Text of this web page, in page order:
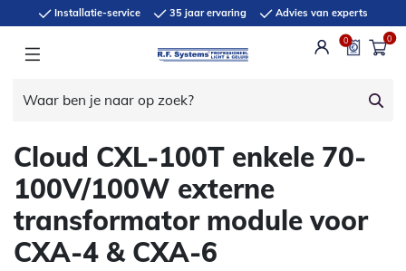
Installatie-service 35 jaar ervaring Advies van experts
0 0
Cloud CXL-100T enkele 70-
100V/100W externe
transformator module voor
CXA-4 & CXA-6